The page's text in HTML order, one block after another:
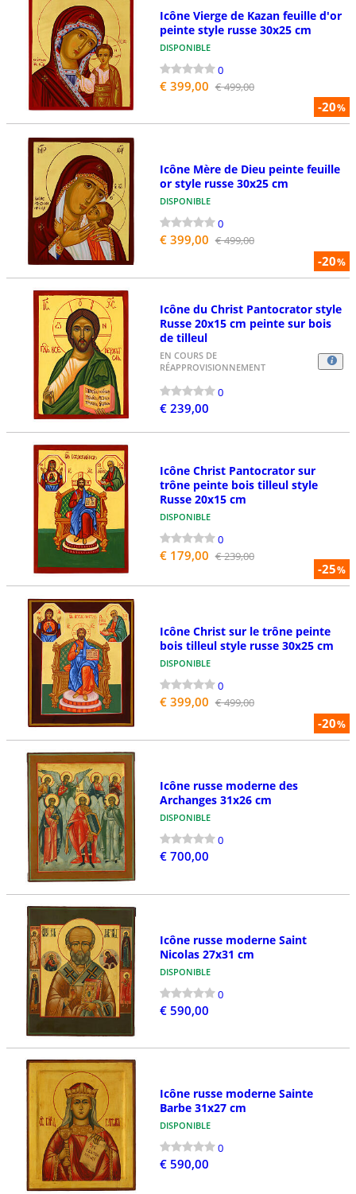
-20%
Icône Vierge de Kazan feuille d'or
peinte style russe 30x25 cm
DISPONIBLE
0
€ 399,00 € 499,00
-20%
Icône Mère de Dieu peinte feuille
or style russe 30x25 cm
DISPONIBLE
0
€ 399,00 € 499,00
Icône du Christ Pantocrator style
Russe 20x15 cm peinte sur bois
de tilleul
EN COURS DE
RÉAPPROVISIONNEMENT
0
€ 239,00
-25%
Icône Christ Pantocrator sur
trône peinte bois tilleul style
Russe 20x15 cm
DISPONIBLE
0
€ 179,00 € 239,00
-20%
Icône Christ sur le trône peinte
bois tilleul style russe 30x25 cm
DISPONIBLE
0
€ 399,00 € 499,00
Icône russe moderne des
Archanges 31x26 cm
DISPONIBLE
0
€ 700,00
Icône russe moderne Saint
Nicolas 27x31 cm
DISPONIBLE
0
€ 590,00
Icône russe moderne Sainte
Barbe 31x27 cm
DISPONIBLE
0
€ 590,00